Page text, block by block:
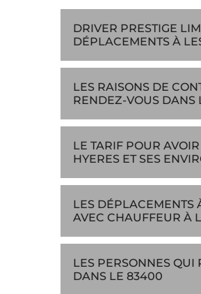
DRIVER PRESTIGE
DÉPLACEMENTS À
LES RAISONS DE
RENDEZ-VOUS DANS
LE TARIF POUR
HYERES ET SES
LES DÉPLACEMENTS
AVEC CHAUFFEUR À
LES PERSONNES QUI
DANS LE 83400